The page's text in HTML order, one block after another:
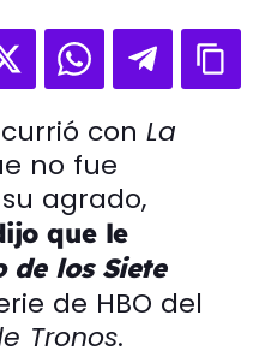
con La
no fue
agrado,
que le
de los Siete
de HBO del
Tronos.